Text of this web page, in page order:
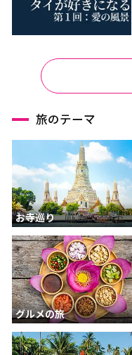
旅のテーマ
お寺巡り
グルメの旅